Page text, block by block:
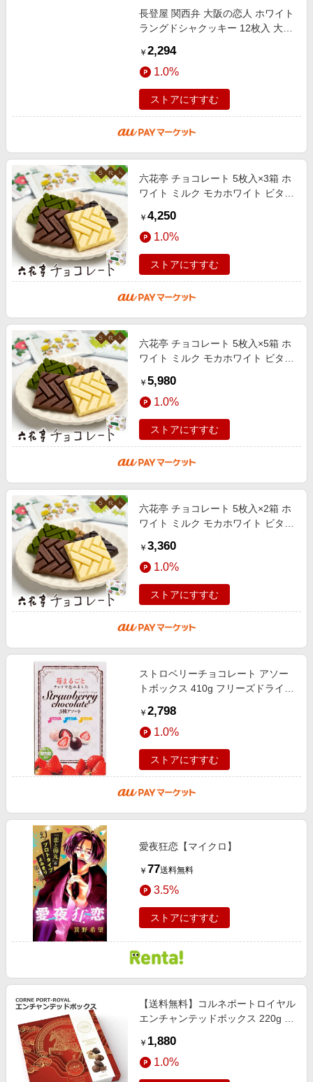
長登屋 関西弁 大阪の恋人 ホワイト
ラングドシャクッキー 12枚入 大阪
￥ 2,294
1.0%
ストアにすすむ
六花亭 チョコレート 5枚入×3箱 ホ
ワイト ミルク モカホワイト ビタス
わせ チョコレート ホワイトチョ
￥ 4,250
1.0%
ストアにすすむ
六花亭 チョコレート 5枚入×5箱 ホ
ワイト ミルク モカホワイト ビタス
わせ チョコレート ホワイトチョ
￥ 5,980
1.0%
ストアにすすむ
六花亭 チョコレート 5枚入×2箱 ホ
ワイト ミルク モカホワイト ビタス
わせ チョコレート ホワイトチョ
￥ 3,360
1.0%
ストアにすすむ
ストロベリーチョコレート アソー
トボックス 410g フリーズドライ
トロベリー Strawberry Chocolate
As
￥ 2,798
1.0%
ストアにすすむ
愛夜狂恋【マイクロ】
￥ 77送料無料
3.5%
ストアにすすむ
【送料無料】コルネポートロイヤル
エンチャンテッドボックス 220g 20
スイーツ お菓子 CORNE PORT-
ROY
￥ 1,880
1.0%